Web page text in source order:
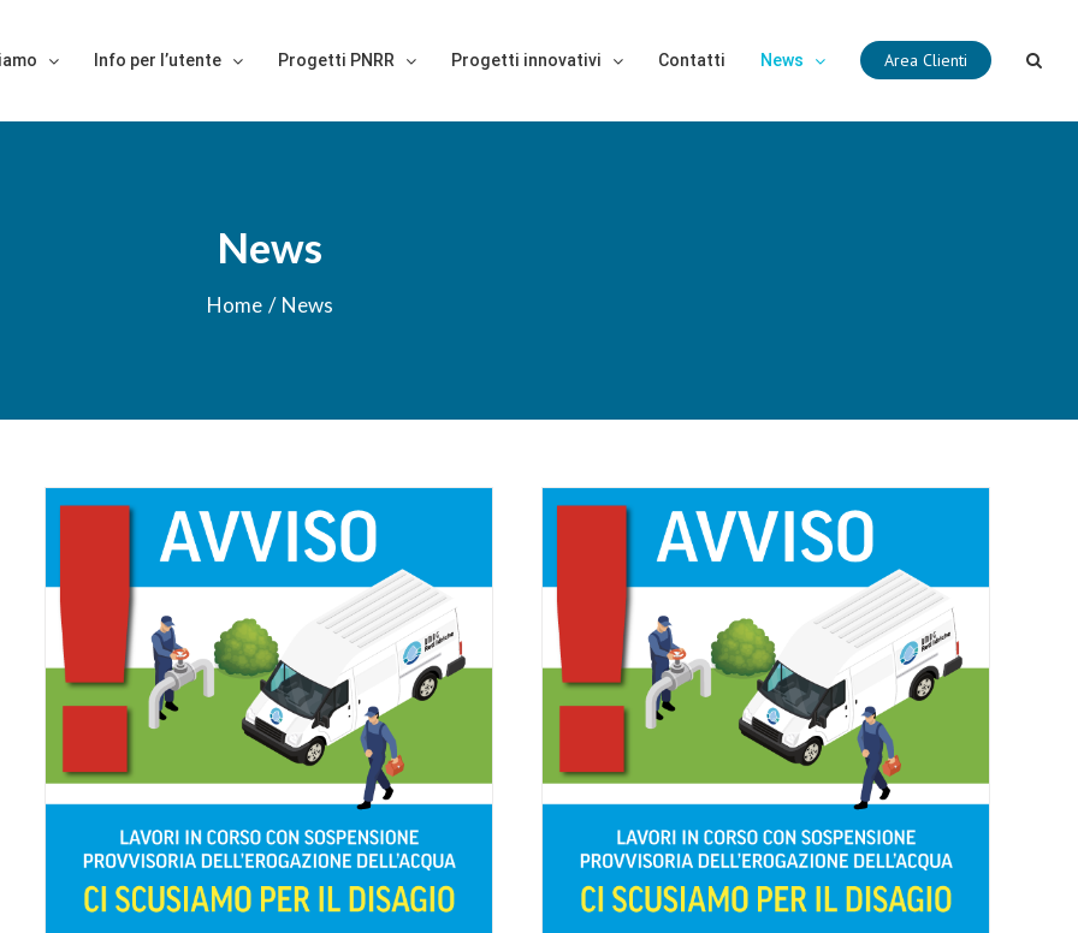
Info per l’utente Progetti PNRR Progetti innovativi Contatti News Area Clienti
News
Home / News
AMAG RETI IDRICHE: rottura condotta
dell’acqua in via Rivera Piacentini ad
Alessandria
Avvisi